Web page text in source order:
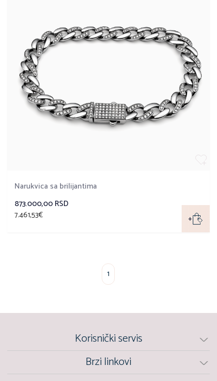
Narukvica sa brilijantima
873.000,00 RSD
7.461,53€ +
1
Korisnički servis
Brzi linkovi